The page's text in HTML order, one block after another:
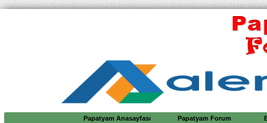
Papatyam Anasayfası Papatyam Forum